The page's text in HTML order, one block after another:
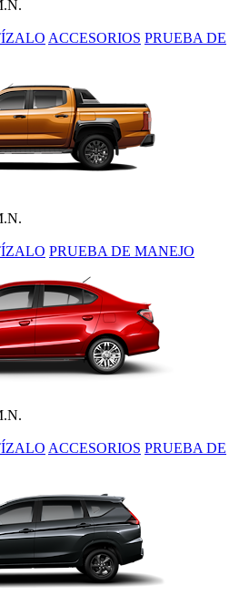
ACCESORIOS PRUEBA DE
PRUEBA DE MANEJO
ACCESORIOS PRUEBA DE